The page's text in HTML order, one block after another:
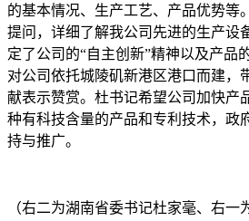
的基本情况、生产工艺、产品优势等
提问，详细了解我公司先进的生产设
定了公司的“自主创新”精神以及产品
对公司依托城陵矶新港区港口而建，
献表示赞赏。杜书记希望公司加快产
种有科技含量的产品和专利技术，政
持与推广。
（右二为湖南省委书记杜家毫、右一